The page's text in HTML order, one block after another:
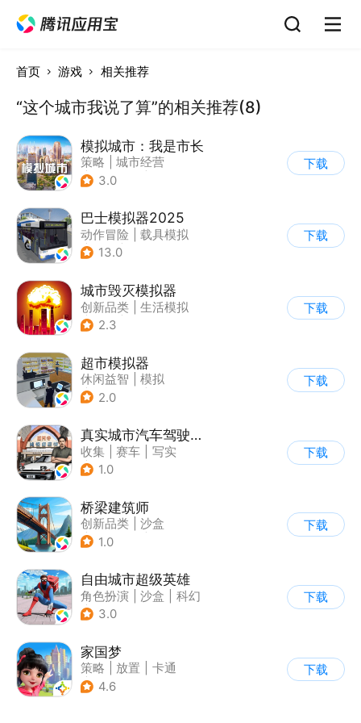
首页 游戏 相关推荐
“这个城市我说了算”的相关推荐(8)
模拟城市：我是市长
策略
城市经营
| 模拟城市
3.0
下载
巴士模拟器2025
动作冒险
载具模拟
| 汽车 |
13.0
下载
城市毁灭模拟器
创新品类
生活模拟
| 解压
2.3
下载
超市模拟器
休闲益智
模拟
| 文字游戏
2.0
下载
真实城市汽车驾驶3D
收集 赛车
写实
| 竞速
1.0
下载
桥梁建筑师
创新品类
沙盒
| 学习教育
1.0
下载
自由城市超级英雄
角色扮演 沙盒
科幻
| 开放世界
3.0
下载
家国梦
策略 放置
卡通
| 腾讯
4.6
下载